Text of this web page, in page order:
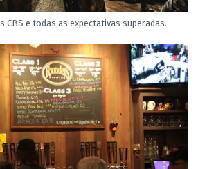
CBS e todas as expectativas superadas.